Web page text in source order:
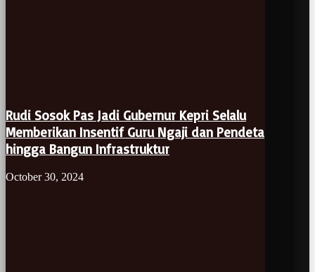
Rudi Sosok Pas Jadi Gubernur Kepri Selalu
Memberikan Insentif Guru Ngaji dan Pendeta
hingga Bangun Infrastruktur
October 30, 2024